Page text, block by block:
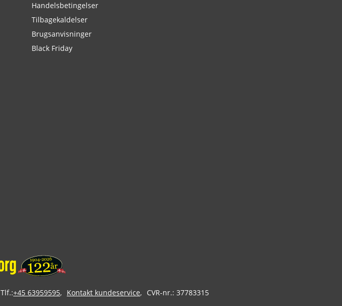
Handelsbetingelser
Tilbagekaldelser
Brugsanvisninger
Black Friday
Tlf.:+45 63959595 Kontakt kundeservice CVR-nr.: 37783315